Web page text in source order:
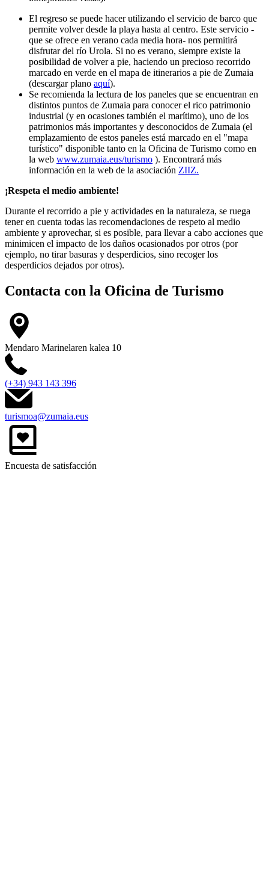
El regreso se puede hacer utilizando el servicio de barco que
permite volver desde la playa hasta al centro. Este servicio -
que se ofrece en verano cada media hora- nos permitirá
disfrutar del río Urola. Si no es verano, siempre existe la
posibilidad de volver a pie, haciendo un precioso recorrido
marcado en verde en el mapa de itinerarios a pie de Zumaia
(descargar plano aquí).
Se recomienda la lectura de los paneles que se encuentran en
distintos puntos de Zumaia para conocer el rico patrimonio
industrial (y en ocasiones también el marítimo), uno de los
patrimonios más importantes y desconocidos de Zumaia (el
emplazamiento de estos paneles está marcado en el "mapa
turístico" disponible tanto en la Oficina de Turismo como en
la web www.zumaia.eus/turismo ). Encontrará más
información en la web de la asociación ZIIZ.
¡Respeta el medio ambiente!
Durante el recorrido a pie y actividades en la naturaleza, se ruega
tener en cuenta todas las recomendaciones de respeto al medio
ambiente y aprovechar, si es posible, para llevar a cabo acciones que
minimicen el impacto de los daños ocasionados por otros (por
ejemplo, no tirar basuras y desperdicios, sino recoger los
desperdicios dejados por otros).
Contacta con la Oficina de Turismo
Mendaro Marinelaren kalea 10
(+34) 943 143 396
turismoa@zumaia.eus
Encuesta de satisfacción